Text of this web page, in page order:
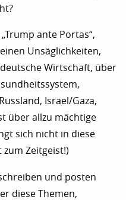
ante Portas“,
Unsäglichkeiten,
Wirtschaft, über
Israel/Gaza,
über allzu mächtige
sich nicht in diese
zum Zeitgeist!)
und posten
diese Themen,